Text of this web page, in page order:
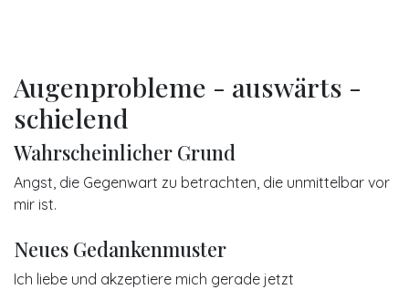
Augenprobleme - auswärts -
schielend
Wahrscheinlicher Grund
Angst, die Gegenwart zu betrachten, die unmittelbar vor
mir ist.
Neues Gedankenmuster
Ich liebe und akzeptiere mich gerade jetzt